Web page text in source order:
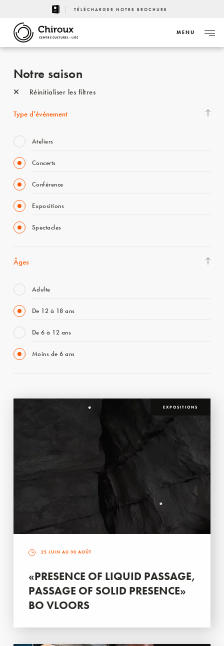
TÉLÉCHARGER NOTRE BROCHURE
CENTRE CULTUREL - LIÈGE
MENU
Notre saison
Réinitialiser les filtres
Type d’événement
Ateliers
Concerts
Conférence
Expositions
Spectacles
Âges
Adulte
De 12 à 18 ans
De 6 à 12 ans
Moins de 6 ans
EXPOSITIONS
25 JUIN AU 30 AOÛT
«PRESENCE OF LIQUID PASSAGE,
PASSAGE OF SOLID PRESENCE»
BO VLOORS